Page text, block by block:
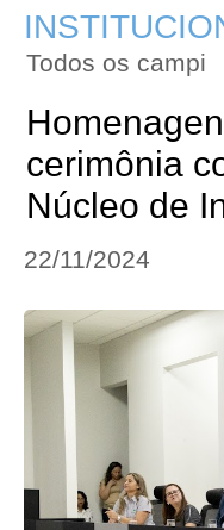
Todos os campi
cerimônia
Núcleo de
22/11/2024